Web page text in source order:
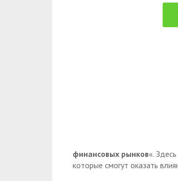
финансовых рынков«.
которые смогут оказать